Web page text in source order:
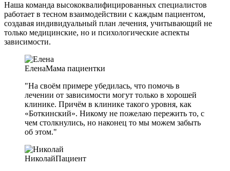
Наша команда высококвалифицированных специалистов
работает в тесном взаимодействии с каждым пациентом,
создавая индивидуальный план лечения, учитывающий не
только медицинские, но и психологические аспекты
зависимости.
ЕленаМама пациентки
"На своём примере убедилась, что помочь в
лечении от зависимости могут только в хорошей
клинике. Причём в клинике такого уровня, как
«Боткинский». Никому не пожелаю пережить то, с
чем столкнулись, но наконец то мы можем забыть
об этом."
НиколайПациент